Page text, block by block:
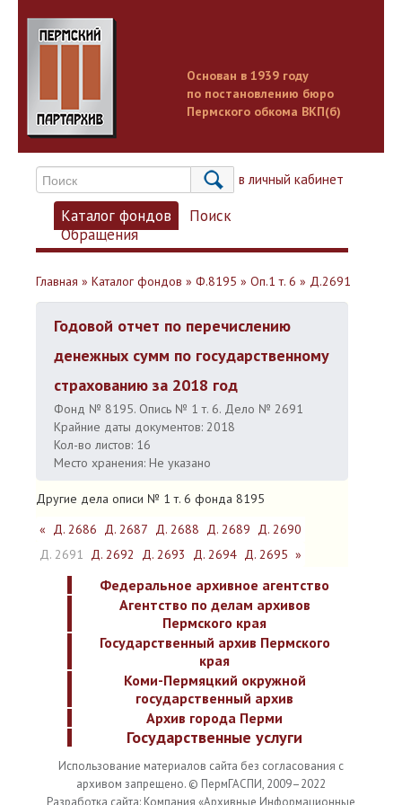
Основан в 1939 году
по постановлению бюро
Пермского обкома ВКП(б)
Вход в личный кабинет
Каталог фондов
Поиск
Обращения
Главная » Каталог фондов » Ф.8195 » Оп.1 т. 6 » Д.2691
Годовой отчет по перечислению
денежных сумм по государственному
страхованию за 2018 год
Фонд № 8195. Опись № 1 т. 6. Дело № 2691
Крайние даты документов: 2018
Кол-во листов: 16
Место хранения: Не указано
Другие дела описи № 1 т. 6 фонда 8195
« Д. 2686 Д. 2687 Д. 2688 Д. 2689 Д. 2690
Д. 2691 Д. 2692 Д. 2693 Д. 2694 Д. 2695 »
Федеральное архивное агентство
Агентство по делам архивов
Пермского края
Государственный архив Пермского
края
Коми-Пермяцкий окружной
государственный архив
Архив города Перми
Государственные услуги
Использование материалов сайта без согласования с
архивом запрещено. © ПермГАСПИ, 2009–2022
Разработка сайта: Компания «Архивные Информационные